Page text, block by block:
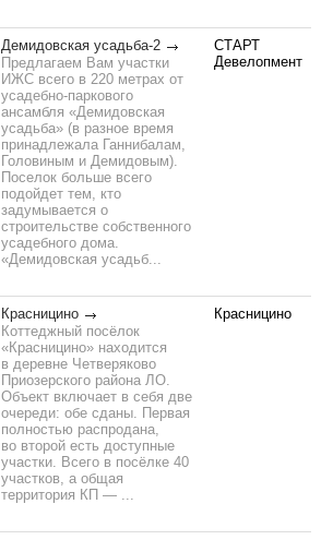
Демидовская усадьба-2
Предлагаем Вам участки
ИЖС всего в 220 метрах от
усадебно-паркового
ансамбля «Демидовская
усадьба» (в разное время
принадлежала Ганнибалам,
Головиным и Демидовым).
Поселок больше всего
подойдет тем, кто
задумывается о
строительстве собственного
усадебного дома.
«Демидовская усадьб...
СТАРТ
Девелопмент
Красницино
Коттеджный посёлок
«Красницино» находится
в деревне Четверяково
Приозерского района ЛО.
Объект включает в себя две
очереди: обе сданы. Первая
полностью распродана,
во второй есть доступные
участки. Всего в посёлке 40
участков, а общая
территория КП — ...
Красницино